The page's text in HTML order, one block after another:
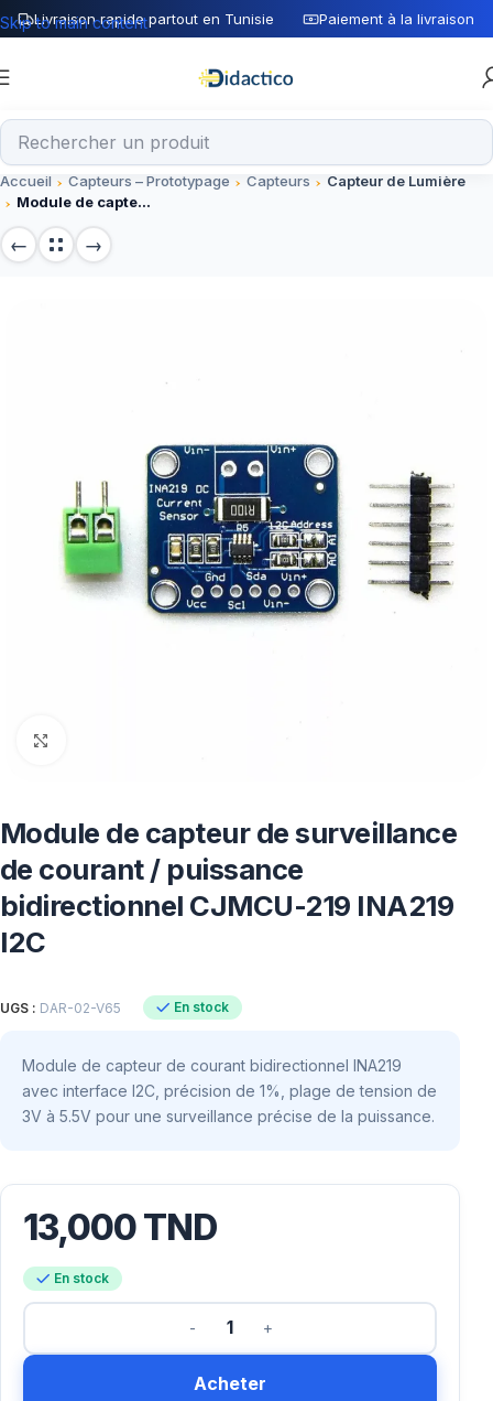
Livraison rapide partout en Tunisie Paiement à la livraison
Skip to main content
Accueil Capteurs – Prototypage Capteurs
Capteur de Lumière
Module de capteur de surveillance de courant / puissance bidirectionnel CJMCU-219 INA219 I2C
Module de capteur de surveillance
de courant / puissance
bidirectionnel CJMCU-219 INA219
I2C
UGS : DAR-02-V65 En stock
Module de capteur de courant bidirectionnel INA219
avec interface I2C, précision de 1%, plage de tension de
3V à 5.5V pour une surveillance précise de la puissance.
13,000TND
En stock
Acheter